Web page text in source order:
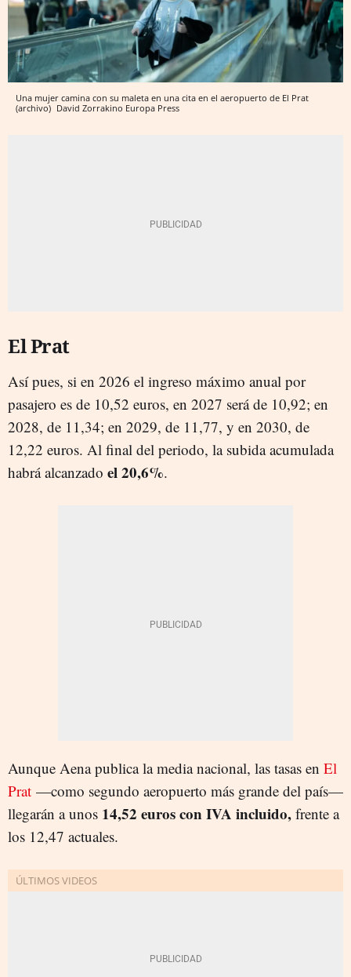
Una mujer camina con su maleta en una cita en el aeropuerto de El Prat
(archivo) David Zorrakino Europa Press
El Prat
Así pues, si en 2026 el ingreso máximo anual por
pasajero es de 10,52 euros, en 2027 será de 10,92; en
2028, de 11,34; en 2029, de 11,77, y en 2030, de
12,22 euros. Al final del periodo, la subida acumulada
habrá alcanzado el 20,6%.
Aunque Aena publica la media nacional, las tasas en El
Prat —como segundo aeropuerto más grande del país—
llegarán a unos 14,52 euros con IVA incluido, frente a
los 12,47 actuales.